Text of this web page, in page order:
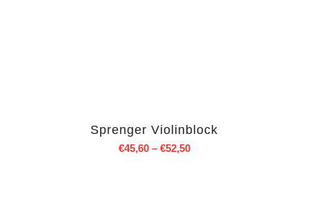
Sprenger Violinblock
€45,60– €52,50